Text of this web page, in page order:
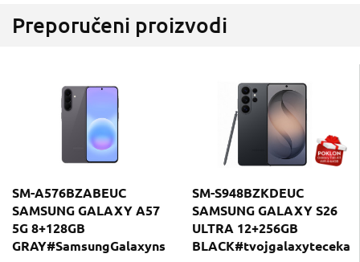
Preporučeni proizvodi
SM-A576BZABEUC
SAMSUNG GALAXY A57
5G 8+128GB
GRAY#SamsungGalaxyns
SM-S948BZKDEUC
SAMSUNG GALAXY S26
ULTRA 12+256GB
BLACK#tvojgalaxyteceka